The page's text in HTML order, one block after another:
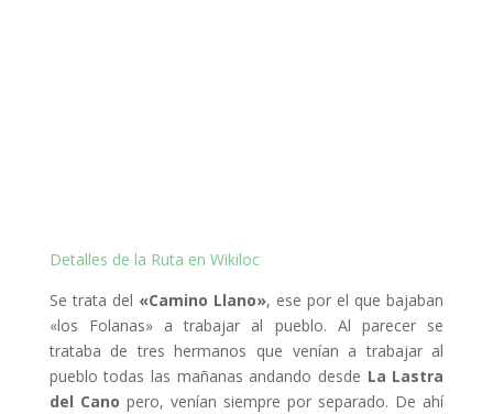
Detalles de la Ruta en Wikiloc
Se trata del «Camino Llano», ese por el que bajaban
«los Folanas» a trabajar al pueblo. Al parecer se
trataba de tres hermanos que venían a trabajar al
pueblo todas las mañanas andando desde La Lastra
del Cano pero, venían siempre por separado. De ahí